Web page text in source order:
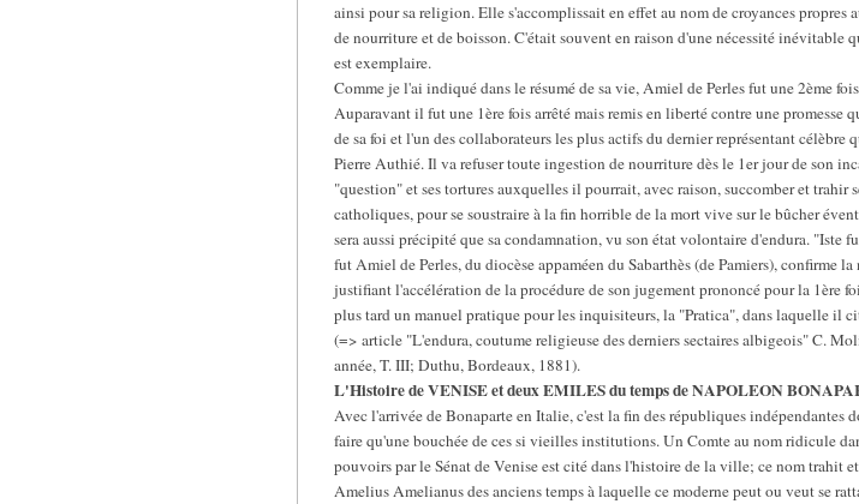
ainsi pour sa religion. Elle s'accomplissait en effet au nom de croyances
de nourriture et de boisson. C'était souvent en raison d'une nécessité inévitable
est exemplaire.
Comme je l'ai indiqué dans le résumé de sa vie, Amiel de Perles fut une 2ème
Auparavant il fut une 1ère fois arrêté mais remis en liberté contre une
de sa foi et l'un des collaborateurs les plus actifs du dernier représentant célèbre
Pierre Authié. Il va refuser toute ingestion de nourriture dès le 1er jour de son
"question" et ses tortures auxquelles il pourrait, avec raison, succomber et trahir
catholiques, pour se soustraire à la fin horrible de la mort vive sur le bûcher
sera aussi précipité que sa condamnation, vu son état volontaire d'endura.
fut Amiel de Perles, du diocèse appaméen du Sabarthès (de Pamiers), confirme
justifiant l'accélération de la procédure de son jugement prononcé pour la
plus tard un manuel pratique pour les inquisiteurs, la "Pratica", dans laquelle il
(=> article "L'endura, coutume religieuse des derniers sectaires albigeois" C.
année, T. III; Duthu, Bordeaux, 1881).
L'Histoire de VENISE et deux EMILES du temps de NAPOLEON
Avec l'arrivée de Bonaparte en Italie, c'est la fin des républiques
faire qu'une bouchée de ces si vieilles institutions. Un Comte au nom ridicule
pouvoirs par le Sénat de Venise est cité dans l'histoire de la ville; ce nom trahit
Amelius Amelianus des anciens temps à laquelle ce moderne peut ou veut se